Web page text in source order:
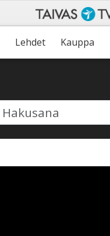
Lehdet Kauppa